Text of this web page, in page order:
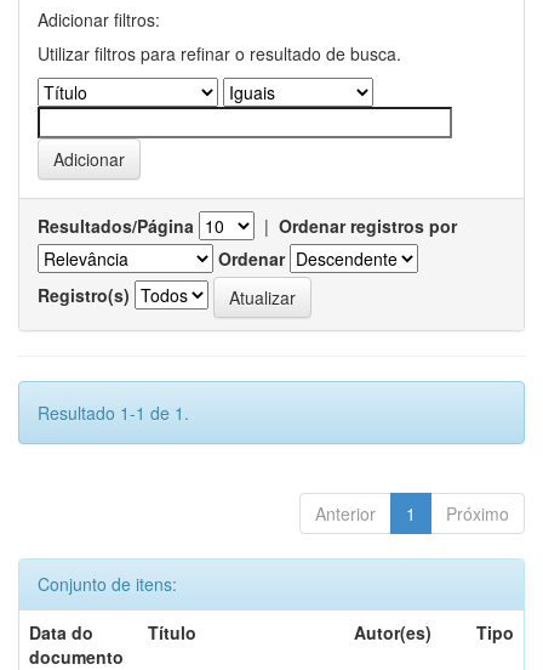
Adicionar filtros:
Utilizar filtros para refinar o resultado de busca.
Resultados/Página | Ordenar registros por
Ordenar
Registro(s)
Resultado 1-1 de 1.
Anterior 1 Próximo
Conjunto de itens:
Data do
documento
Título Autor(es) Tipo